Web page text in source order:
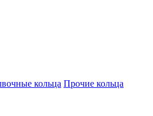
кольца Прочие кольца